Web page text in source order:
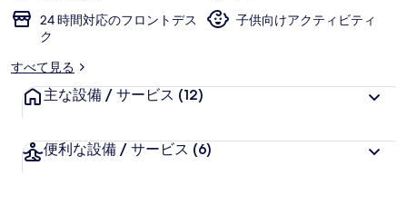
ス
ル
24 時間対応のフロントデス
ク
子供向けアクティビティ
すべて見る
主な設備 / サービス (12)
便利な設備 / サービス (6)